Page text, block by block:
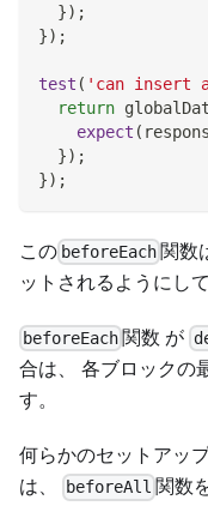
}) ;
}) ;
test ( 'can insert
return
expect (
}) ;
}) ;
この beforeEach 関数
ットされるようにして
beforeEach 関数 が
合は、 各ブロックの
す。
何らかのセットアッ
は、
beforeAll 関数